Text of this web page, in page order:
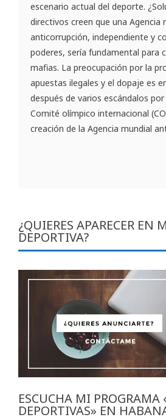
escenario actual del deporte.
directivos creen que una Agencia
anticorrupción, independiente y
poderes, sería fundamental para
mafias. La preocupación por la
apuestas ilegales y el dopaje es
después de varios escándalos
Comité olímpico internacional
creación de la Agencia mundial
¿QUIERES APARECER EN
DEPORTIVA?
ESCUCHA MI PROGRAMA
DEPORTIVAS» EN